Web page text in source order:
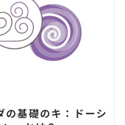
の基礎のキ：ドーシ